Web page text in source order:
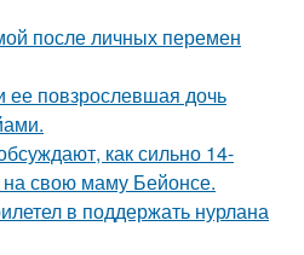
после личных перемен
ее повзрослевшая дочь
как сильно 14-
свою маму Бейонсе.
в поддержать нурлана